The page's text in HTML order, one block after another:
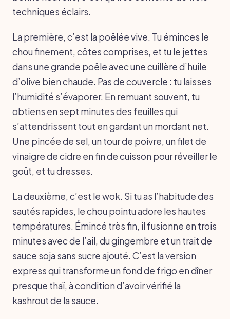
techniques éclairs.
La première, c’est la poêlée vive. Tu éminces le
chou finement, côtes comprises, et tu le jettes
dans une grande poêle avec une cuillère d’huile
d’olive bien chaude. Pas de couvercle : tu laisses
l’humidité s’évaporer. En remuant souvent, tu
obtiens en sept minutes des feuilles qui
s’attendrissent tout en gardant un mordant net.
Une pincée de sel, un tour de poivre, un filet de
vinaigre de cidre en fin de cuisson pour réveiller le
goût, et tu dresses.
La deuxième, c’est le wok. Si tu as l’habitude des
sautés rapides, le chou pointu adore les hautes
températures. Émincé très fin, il fusionne en trois
minutes avec de l’ail, du gingembre et un trait de
sauce soja sans sucre ajouté. C’est la version
express qui transforme un fond de frigo en dîner
presque thaï, à condition d’avoir vérifié la
kashrout de la sauce.